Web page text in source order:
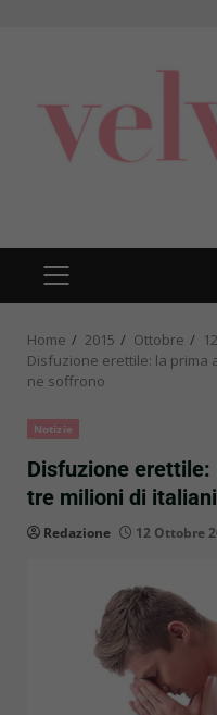
PRIMARY
MENU
Home 2015 Ottobre
12
Disfuzione erettile: la prima
ne soffrono
Notizie
Disfuzione erettile:
tre milioni di
Redazione 12 Ottobre